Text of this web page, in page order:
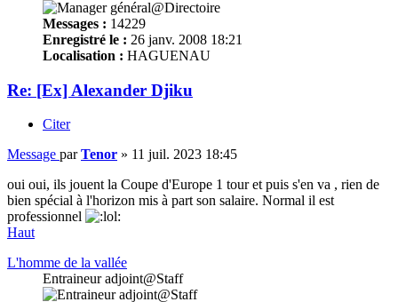
Messages : 14229
Enregistré le : 26 janv. 2008 18:21
Localisation : HAGUENAU
Re: [Ex] Alexander Djiku
Citer
Message parTenor » 11 juil. 2023 18:45
oui oui, ils jouent la Coupe d'Europe 1 tour et puis s'en va , rien de
bien spécial à l'horizon mis à part son salaire. Normal il est
professionnel
Haut
L'homme de la vallée
Entraineur adjoint@Staff